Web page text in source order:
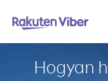
Hogyan